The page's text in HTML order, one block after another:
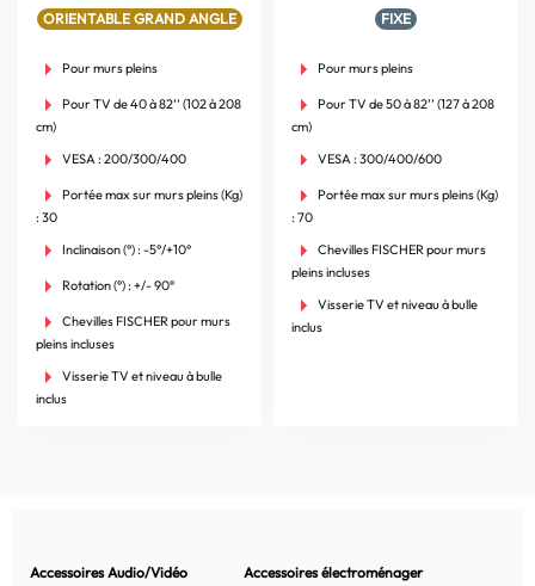
ORIENTABLE GRAND ANGLE
Pour murs pleins
Pour TV de 40 à 82’’ (102 à 208
cm)
VESA : 200/300/400
Portée max sur murs pleins (Kg)
: 30
Inclinaison (°) : -5°/+10°
Rotation (°) : +/- 90°
Chevilles FISCHER pour murs
pleins incluses
Visserie TV et niveau à bulle
inclus
FIXE
Pour murs pleins
Pour TV de 50 à 82’’ (127 à 208
cm)
VESA : 300/400/600
Portée max sur murs pleins (Kg)
: 70
Chevilles FISCHER pour murs
pleins incluses
Visserie TV et niveau à bulle
inclus
Accessoires Audio/Vidéo Accessoires électroménager